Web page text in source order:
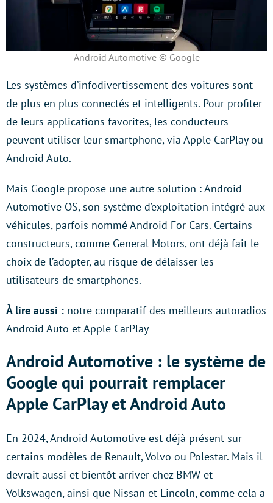
Android Automotive © Google
Les systèmes d’infodivertissement des voitures sont
de plus en plus connectés et intelligents. Pour profiter
de leurs applications favorites, les conducteurs
peuvent utiliser leur smartphone, via Apple CarPlay ou
Android Auto.
Mais Google propose une autre solution : Android
Automotive OS, son système d’exploitation intégré aux
véhicules, parfois nommé Android For Cars. Certains
constructeurs, comme General Motors, ont déjà fait le
choix de l’adopter, au risque de délaisser les
utilisateurs de smartphones.
À lire aussi : notre comparatif des meilleurs autoradios
Android Auto et Apple CarPlay
Android Automotive : le système de
Google qui pourrait remplacer
Apple CarPlay et Android Auto
En 2024, Android Automotive est déjà présent sur
certains modèles de Renault, Volvo ou Polestar. Mais il
devrait aussi et bientôt arriver chez BMW et
Volkswagen, ainsi que Nissan et Lincoln, comme cela a